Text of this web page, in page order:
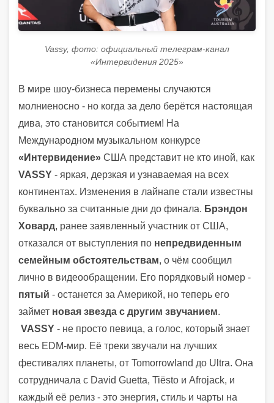
Vassy, фото: официальный телеграм-канал
«Интервидения 2025»
В мире шоу-бизнеса перемены случаются
молниеносно - но когда за дело берётся настоящая
дива, это становится событием! На
Международном музыкальном конкурсе
«Интервидение» США представит не кто иной, как
VASSY - яркая, дерзкая и узнаваемая на всех
континентах. Изменения в лайнапе стали известны
буквально за считанные дни до финала. Брэндон
Ховард, ранее заявленный участник от США,
отказался от выступления по непредвиденным
семейным обстоятельствам, о чём сообщил
лично в видеообращении. Его порядковый номер -
пятый - останется за Америкой, но теперь его
займет новая звезда с другим звучанием.
VASSY - не просто певица, а голос, который знает
весь EDM-мир. Её треки звучали на лучших
фестивалях планеты, от Tomorrowland до Ultra. Она
сотрудничала с David Guetta, Tiësto и Afrojack, и
каждый её релиз - это энергия, стиль и чарты на